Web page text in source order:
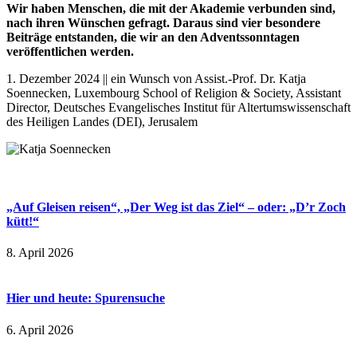
Wir haben Menschen, die mit der Akademie verbunden sind,
nach ihren Wünschen gefragt. Daraus sind vier besondere
Beiträge entstanden, die wir an den Adventssonntagen
veröffentlichen werden.
1. Dezember 2024 || ein Wunsch von Assist.-Prof. Dr. Katja
Soennecken, Luxembourg School of Religion & Society, Assistant
Director, Deutsches Evangelisches Institut für Altertumswissenschaft
des Heiligen Landes (DEI), Jerusalem
„Auf Gleisen reisen“, „Der Weg ist das Ziel“ – oder: „D’r Zoch
kütt!“
8. April 2026
Hier und heute: Spurensuche
6. April 2026